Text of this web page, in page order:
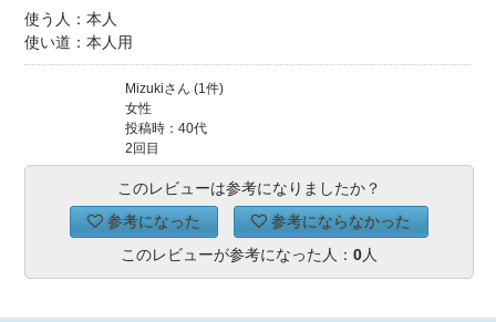
使う人：本人
使い道：本人用
Mizukiさん (1件)
女性
投稿時：40代
2回目
このレビューは参考になりましたか？
参考になった
参考にならなかった
このレビューが参考になった人： 0人